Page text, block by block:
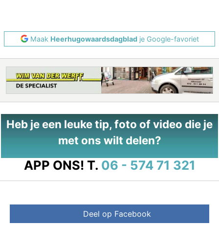
Maak Heerhugowaardsdagbladje Google-favoriet
Heb je een leuke tip, foto of video die je
met ons wilt delen?
APP ONS! T. 06 - 574 71 321
Deel op Facebook